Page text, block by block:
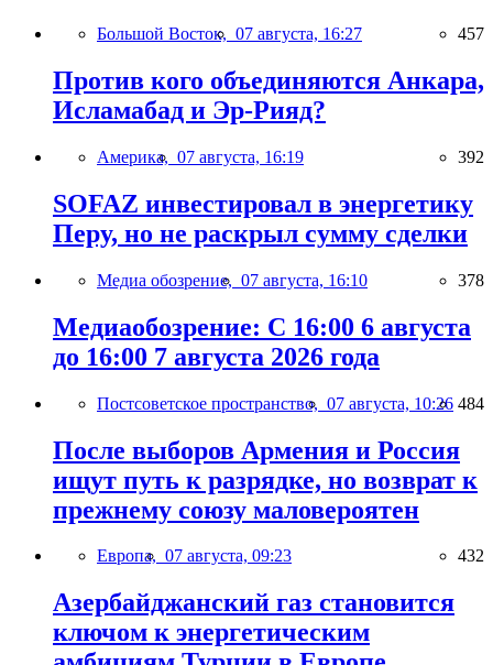
Большой Восток, 07 августа, 16:27 457
Против кого объединяются Анкара,
Исламабад и Эр-Рияд?
Америка, 07 августа, 16:19 392
SOFAZ инвестировал в энергетику
Перу, но не раскрыл сумму сделки
Медиа обозрение, 07 августа, 16:10 378
Медиаобозрение: С 16:00 6 августа
до 16:00 7 августа 2026 года
Постсоветское пространство, 07 августа, 10:26 484
После выборов Армения и Россия
ищут путь к разрядке, но возврат к
прежнему союзу маловероятен
Европа, 07 августа, 09:23 432
Азербайджанский газ становится
ключом к энергетическим